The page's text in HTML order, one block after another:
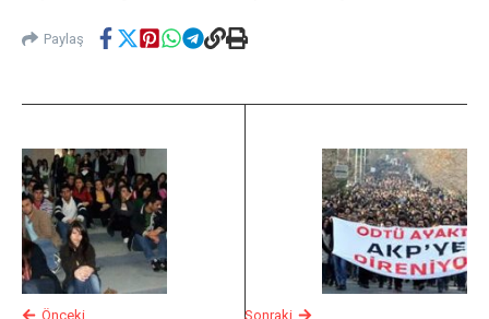
Paylaş
Önceki Sonraki